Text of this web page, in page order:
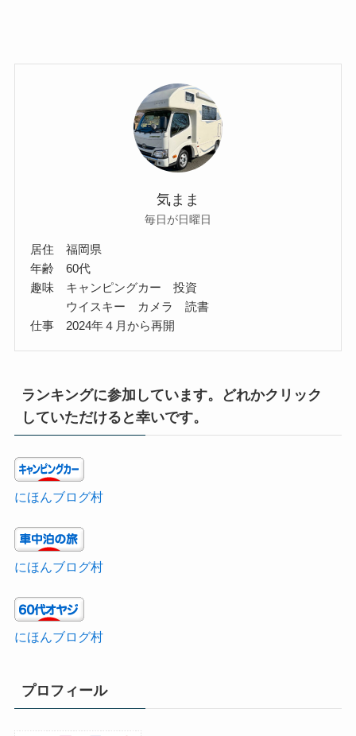
気まま
毎日が日曜日
居住 福岡県
年齢 60代
趣味 キャンピングカー 投資
ウイスキー カメラ 読書
仕事 2024年４月から再開
ランキングに参加しています。どれかクリック
していただけると幸いです。
にほんブログ村
にほんブログ村
にほんブログ村
プロフィール